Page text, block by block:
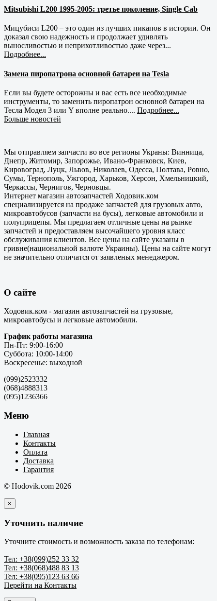
Mitsubishi L200 1995-2005: третье поколение, Single Cab
Мицубиси L200 – это один из лучших пикапов в истории. Он
доказал свою надежность и продолжает удивлять
выносливостью и неприхотливостью даже через...
Подробнее...
Замена пиропатрона основной батареи на Tesla
Если вы будете осторожны и вас есть все необходимые
инструменты, то заменить пиропатрон основной батареи на
Тесла Модел 3 или Y вполне реально.... Подробнее...
Больше новостей
Мы отправляем запчасти во все регионы Украны: Винница,
Днепр, Житомир, Запорожье, Ивано-Франковск, Киев,
Кировоград, Луцк, Львов, Николаев, Одесса, Полтава, Ровно,
Сумы, Тернополь, Ужгород, Харьков, Херсон, Хмельницкий,
Черкассы, Чернигов, Черновцы.
Интернет магазин автозапчастей Ходовик.ком
специализируется на продаже запчастей для грузовых авто,
микроавтобусов (запчасти на бусы), легковые автомобили и
полуприцепы. Мы предлагаем отличные цены на рынке
запчастей и предоставляем высочайшего уровня класс
обслуживания клиентов. Все цены на сайте указаны в
гривне(национальной валюте Украины). Цены на сайте могут
не значительно отличатся от заявленых менеджером.
О сайте
Ходовик.ком - магазин автозапчастей на грузовые,
микроавтобусы и легковые автомобили.
График работы магазина
Пн-Пт: 9:00-16:00
Суббота: 10:00-14:00
Воскресенье: выходной
(099)2523332
(068)4888313
(095)1236366
Меню
Главная
Контакты
Оплата
Доставка
Гарантия
© Hodovik.com 2026
×
Уточнить наличие
Уточните стоимость и возможность заказа по телефонам:
Тел: +38(099)252 33 32
Тел: +38(068)488 83 13
Тел: +38(095)123 63 66
Перейти на Контакты